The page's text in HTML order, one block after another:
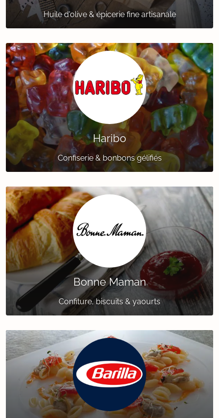
Huile d'olive & épicerie fine artisanale
Haribo
Confiserie & bonbons gélifiés
Bonne Maman
Confiture, biscuits & yaourts